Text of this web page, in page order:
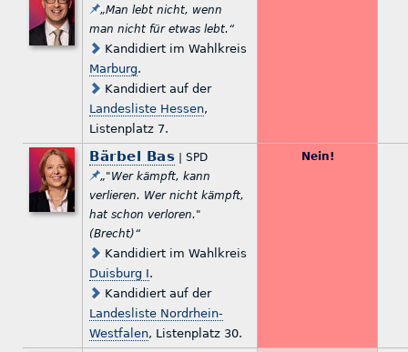
„Man lebt nicht, wenn
man nicht für etwas lebt.“
Kandidiert im Wahlkreis
Marburg.
Kandidiert auf der
Landesliste Hessen,
Listenplatz 7.
Bärbel Bas | SPD
„"Wer kämpft, kann
verlieren. Wer nicht kämpft,
hat schon verloren."
(Brecht)“
Kandidiert im Wahlkreis
Duisburg I.
Kandidiert auf der
Landesliste Nordrhein-
Westfalen, Listenplatz 30.
Nein!